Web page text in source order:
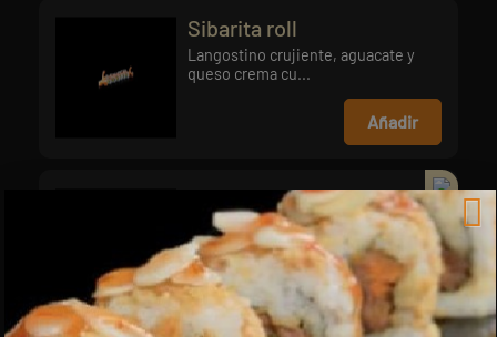
Sibarita roll
Langostino crujiente, aguacate y
queso crema cu...
Añadir
Salmon Chicken Roll
Finger de pollo rebozado y queso
crema con topp...
Añadir